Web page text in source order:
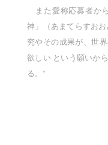
また愛称応募者か
神」（あまてらすお
究やその成果が、世
欲しい という願いか
る。"